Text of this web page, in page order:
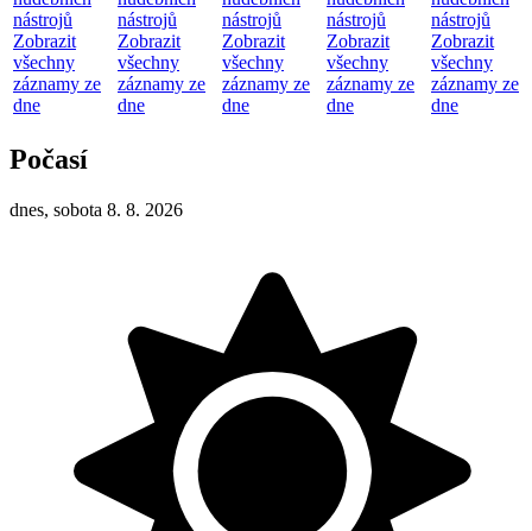
nástrojů
Zobrazit
všechny
záznamy ze
dne
nástrojů
Zobrazit
všechny
záznamy ze
dne
nástrojů
Zobrazit
všechny
záznamy ze
dne
nástrojů
Zobrazit
všechny
záznamy ze
dne
nástrojů
Zobrazit
všechny
záznamy ze
dne
Počasí
dnes, sobota 8. 8. 2026